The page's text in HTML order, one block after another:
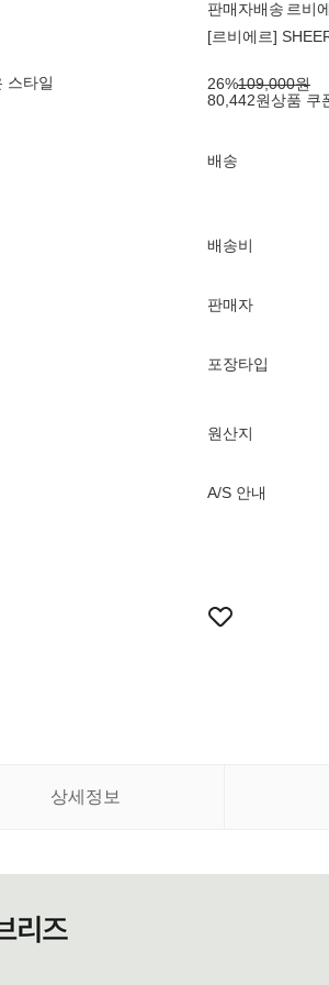
스타일
판매자배송 르비
[르비에르]
26%109,000원
80,442원상품 쿠
배송
배송비
판매자
포장타입
원산지
A/S 안내
상세정보